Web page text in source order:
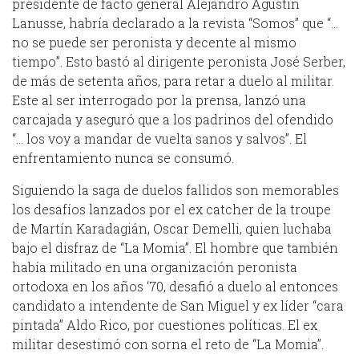
presidente de facto general Alejandro Agustín
Lanusse, habría declarado a la revista “Somos” que “…
no se puede ser peronista y decente al mismo
tiempo”. Esto bastó al dirigente peronista José Serber,
de más de setenta años, para retar a duelo al militar.
Este al ser interrogado por la prensa, lanzó una
carcajada y aseguró que a los padrinos del ofendido
“… los voy a mandar de vuelta sanos y salvos”. El
enfrentamiento nunca se consumó.
Siguiendo la saga de duelos fallidos son memorables
los desafíos lanzados por el ex catcher de la troupe
de Martín Karadagián, Oscar Demelli, quien luchaba
bajo el disfraz de “La Momia”. El hombre que también
había militado en una organización peronista
ortodoxa en los años ‘70, desafió a duelo al entonces
candidato a intendente de San Miguel y ex líder “cara
pintada” Aldo Rico, por cuestiones políticas. El ex
militar desestimó con sorna el reto de “La Momia”.